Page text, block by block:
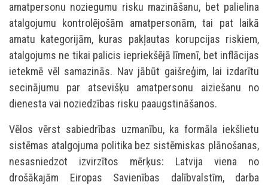
amatpersonu noziegumu risku mazināšanu, bet palielina
atalgojumu kontrolējošām amatpersonām, tai pat laikā
amatu kategorijām, kuras pakļautas korupcijas riskiem,
atalgojums ne tikai palicis iepriekšējā līmenī, bet inflācijas
ietekmē vēl samazinās. Nav jābūt gaišreģim, lai izdarītu
secinājumu par atsevišķu amatpersonu aiziešanu no
dienesta vai noziedzības risku paaugstināšanos.
Vēlos vērst sabiedrības uzmanību, ka formāla iekšlietu
sistēmas atalgojuma politika bez sistēmiskas plānošanas,
nesasniedzot izvirzītos mērķus: Latvija viena no
drošākajām Eiropas Savienības dalībvalstīm, darba